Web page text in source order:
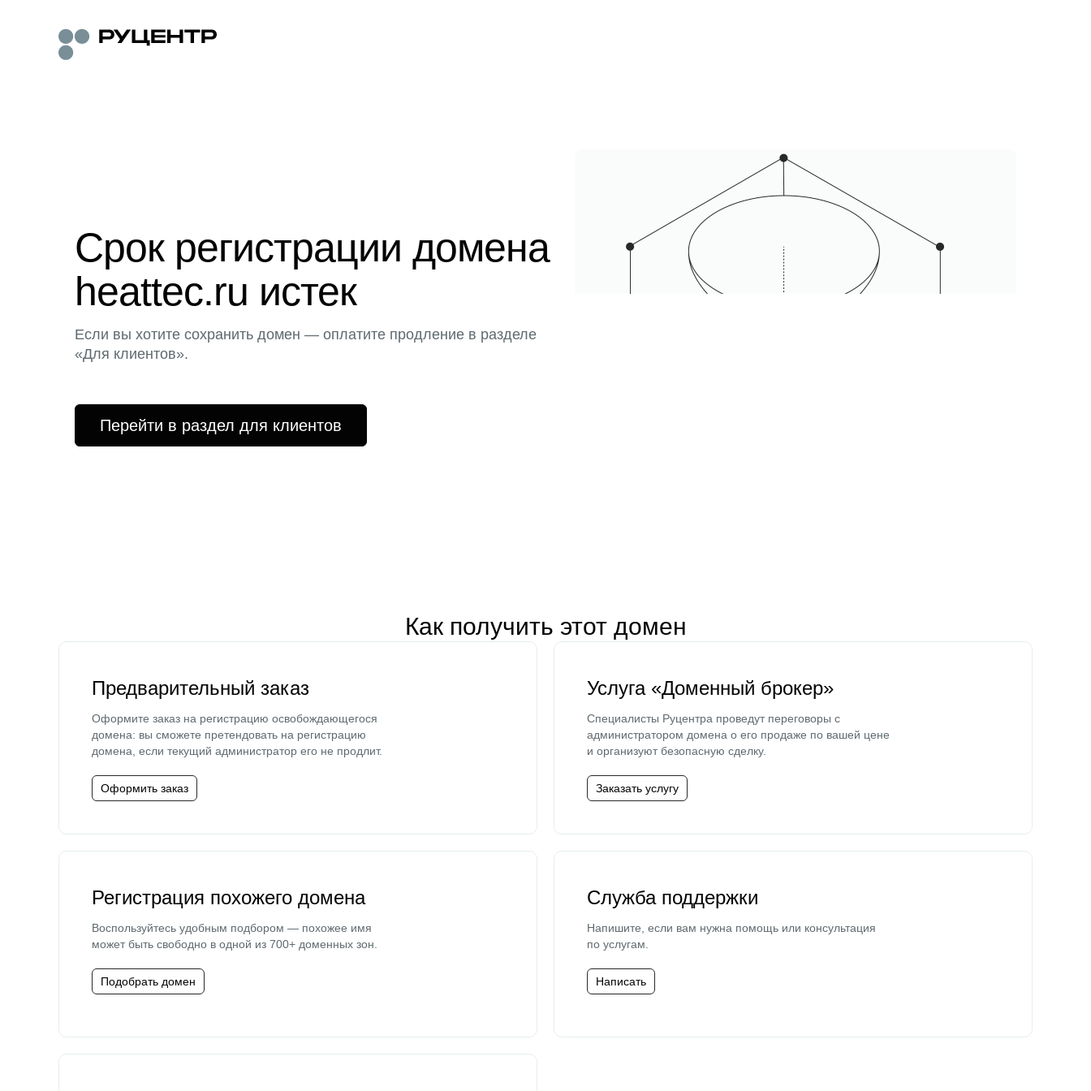
Срок регистрации домена
heattec.ru истек
Если вы хотите сохранить домен — оплатите продление в разделе
«Для клиентов».
Перейти в раздел для клиентов
Как получить этот домен
Предварительный заказ
Оформите заказ на регистрацию освобождающегося
домена: вы сможете претендовать на регистрацию
домена, если текущий администратор его не продлит.
Оформить заказ
Услуга «Доменный брокер»
Специалисты Руцентра проведут переговоры с
администратором домена о его продаже по вашей цене
и организуют безопасную сделку.
Заказать услугу
Регистрация похожего домена
Воспользуйтесь удобным подбором — похожее имя
может быть свободно в одной из 700+ доменных зон.
Подобрать домен
Служба поддержки
Напишите, если вам нужна помощь или консультация
по услугам.
Написать